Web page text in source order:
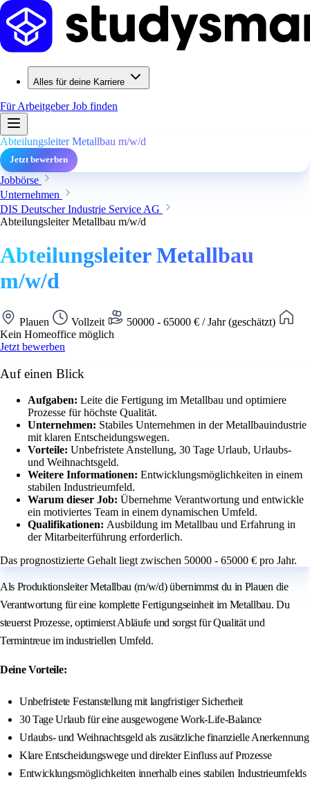
Alles für deine Karriere
Für ArbeitgeberJob finden
Abteilungsleiter Metallbau m/w/d
Jetzt bewerben
Jobbörse
Unternehmen
DIS Deutscher Industrie Service AG
Abteilungsleiter Metallbau m/w/d
Abteilungsleiter Metallbau
m/w/d
Plauen Vollzeit
50000 - 65000 € / Jahr (geschätzt)
Kein Homeoffice möglich
Jetzt bewerben
Auf einen Blick
Aufgaben: Leite die Fertigung im Metallbau und optimiere
Prozesse für höchste Qualität.
Unternehmen: Stabiles Unternehmen in der Metallbauindustrie
mit klaren Entscheidungswegen.
Vorteile: Unbefristete Anstellung, 30 Tage Urlaub, Urlaubs-
und Weihnachtsgeld.
Weitere Informationen: Entwicklungsmöglichkeiten in einem
stabilen Industrieumfeld.
Warum dieser Job: Übernehme Verantwortung und entwickle
ein motiviertes Team in einem dynamischen Umfeld.
Qualifikationen: Ausbildung im Metallbau und Erfahrung in
der Mitarbeiterführung erforderlich.
Das prognostizierte Gehalt liegt zwischen 50000 - 65000 € pro Jahr.
Als Produktionsleiter Metallbau (m/w/d) übernimmst du in Plauen die
Verantwortung für eine komplette Fertigungseinheit im Metallbau. Du
steuerst Prozesse, optimierst Abläufe und sorgst für Qualität und
Termintreue im industriellen Umfeld.
Deine Vorteile:
Unbefristete Festanstellung mit langfristiger Sicherheit
30 Tage Urlaub für eine ausgewogene Work-Life-Balance
Urlaubs- und Weihnachtsgeld als zusätzliche finanzielle Anerkennung
Klare Entscheidungswege und direkter Einfluss auf Prozesse
Entwicklungsmöglichkeiten innerhalb eines stabilen Industrieumfelds